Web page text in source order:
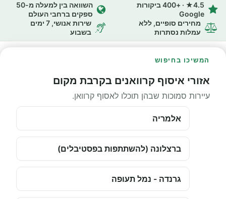
4.5★ · +400 ביקורות
Google
השוואה בין למעלה מ-50
ספקים ברחבי העולם
מחירים סופיים, ללא
עמלות נסתרות
שירות אנושי, 7 ימים
בשבוע
המשיכו בחיפוש
אזורי איסוף קרוואנים בקרבת מקום
עיירות סמוכות שבהן תוכלו לאסוף קרוואן.
אלמריה
ברצלונה (להשתתפות בפסטיבלים)
גרנדה - נמל תעופה